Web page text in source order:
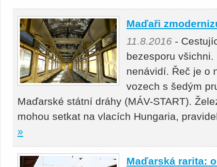
Maďaři
11.8.2016 -
bezesporu
nenávidí. Řeč je o
vozech s šedým
Maďarské státní dráhy (MÁV-START).
mohou setkat na vlacích Hungaria,
»
Maďarská rarita: